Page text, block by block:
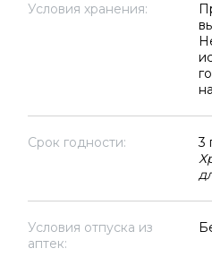
Условия хранения:
Срок годности:
3
Условия отпуска из
аптек: